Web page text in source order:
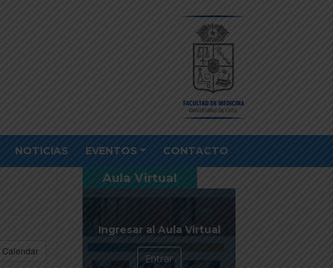
NOTICIAS EVENTOS CONTACTO
Calendar
Aula Virtual
Ingresar al Aula Virtual
Entrar